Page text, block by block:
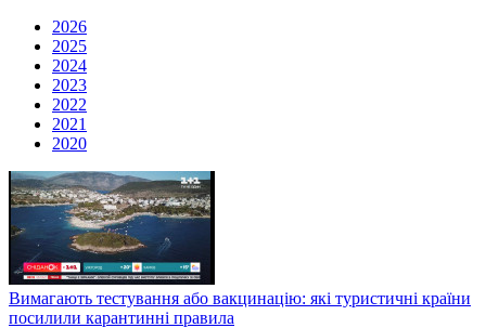
2026
2025
2024
2023
2022
2021
2020
Вимагають тестування або вакцинацію: які туристичні країни
посилили карантинні правила